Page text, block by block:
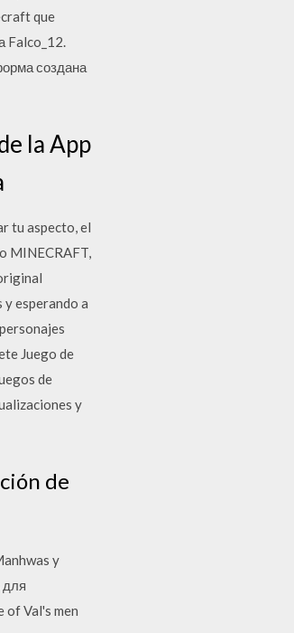
que
Falco_12.
создана
la App
tu aspecto, el
MINECRAFT,
esperando a
Juego de
de
y
de
y
of Val's men